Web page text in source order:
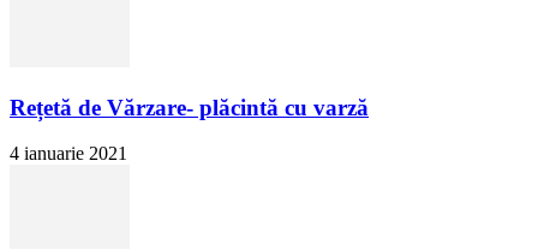
Rețetă de Vărzare- plăcintă cu varză
4 ianuarie 2021